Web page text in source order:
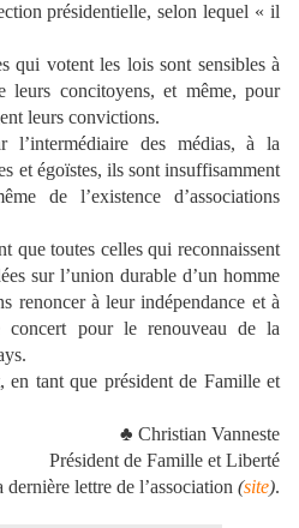
présidentielle, selon lequel « il
qui votent les lois sont sensibles à
leurs concitoyens, et même, pour
leurs convictions.
l’intermédiaire des médias, à la
et égoïstes, ils sont insuffisamment
de l’existence d’associations
que toutes celles qui reconnaissent
sur l’union durable d’un homme
renoncer à leur indépendance et à
concert pour le renouveau de la
en tant que président de Famille et
♣ Christian Vanneste
Président de Famille et Liberté
dernière lettre de l’association (site).